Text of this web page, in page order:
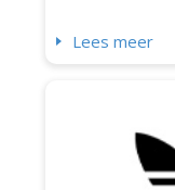
Lees meer